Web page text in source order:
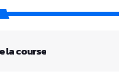
la course